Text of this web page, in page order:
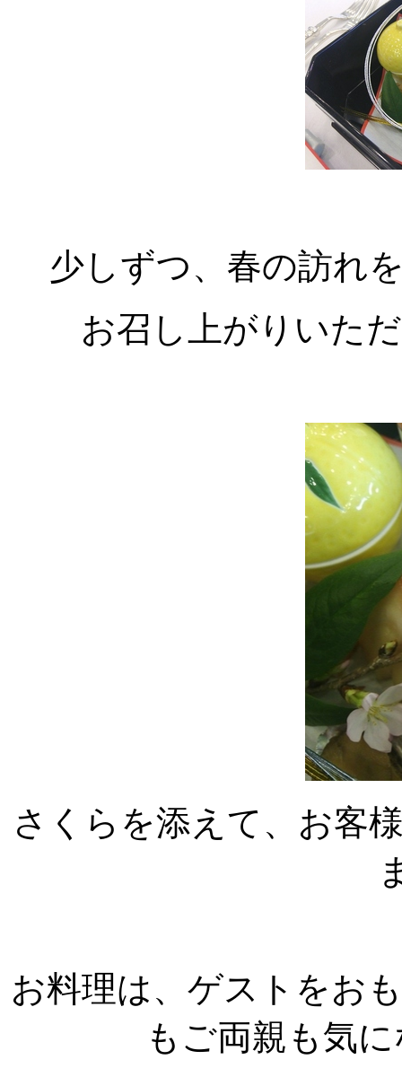
少しずつ、春の訪れ
お召し上がりいた
さくらを添えて、お客
お料理は、ゲストをお
もご両親も気